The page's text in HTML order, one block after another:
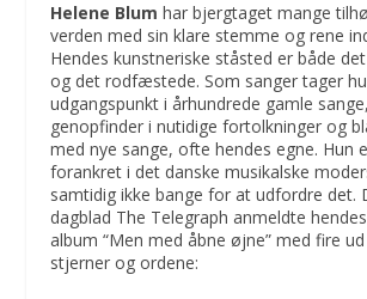
Helene Blum har bjergtaget mange
verden med sin klare stemme og rene
Hendes kunstneriske ståsted er både
og det rodfæstede. Som sanger tager
udgangspunkt i århundrede gamle
genopfinder i nutidige fortolkninger og
med nye sange, ofte hendes egne. Hun
forankret i det danske musikalske
samtidig ikke bange for at udfordre det.
dagblad The Telegraph anmeldte
album “Men med åbne øjne” med fire
stjerner og ordene: